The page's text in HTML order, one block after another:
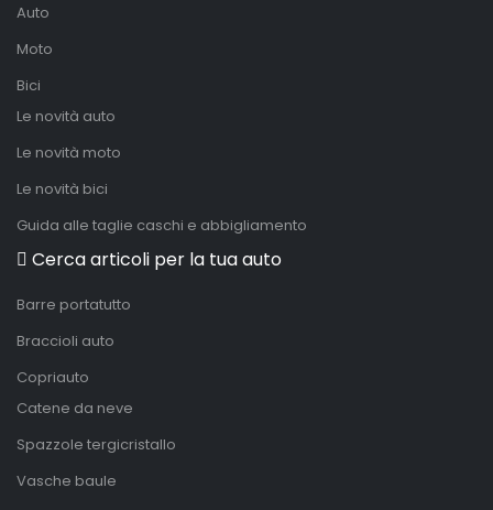
Auto
Moto
Bici
Le novità auto
Le novità moto
Le novità bici
Guida alle taglie caschi e abbigliamento
Cerca articoli per la tua auto
Barre portatutto
Braccioli auto
Copriauto
Catene da neve
Spazzole tergicristallo
Vasche baule